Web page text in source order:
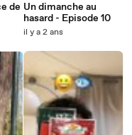
de Un dimanche au
hasard - Episode 10
il y a 2 ans